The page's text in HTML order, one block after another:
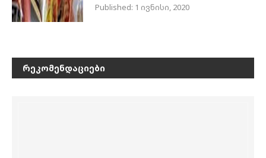
Published: 1 ივნისი, 2020
ᲠᲔᲙᲝᲛᲔᲜᲓᲐᲪᲘᲔᲑᲘ